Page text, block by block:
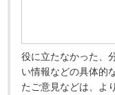
役に立たなかった、
い情報などの具体的
たご意見などは、よ